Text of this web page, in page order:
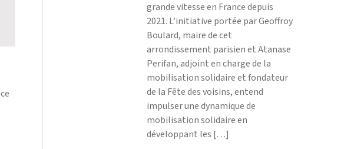
grande vitesse en France depuis
2021. L’initiative portée par Geoffroy
Boulard, maire de cet
arrondissement parisien et Atanase
Perifan, adjoint en charge de la
mobilisation solidaire et fondateur
de la Fête des voisins, entend
impulser une dynamique de
mobilisation solidaire en
développant les […]